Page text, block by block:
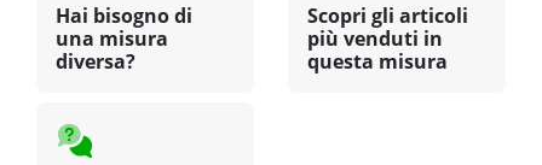
Hai bisogno di
una misura
diversa?
Scopri gli articoli
più venduti in
questa misura